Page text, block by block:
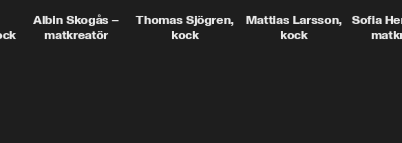
Den perfekta
som
bra alla dagar i
brynt smör och ärtor... Låter
det inte som en given succé
på middagsbordet i veckan?
som imponerar vid varje
tillfälle!
som vilar
smulbotten.
allting med
Albin Skogås –
matkreatör
Thomas Sjögren,
kock
Mattias Larsson,
kock
Sofia